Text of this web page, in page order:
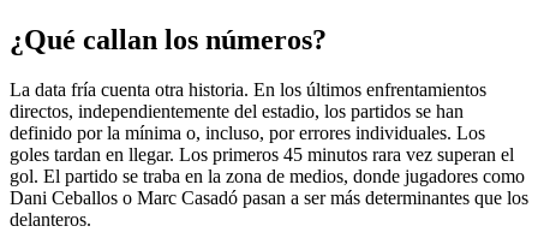
¿Qué callan los números?
La data fría cuenta otra historia. En los últimos enfrentamientos
directos, independientemente del estadio, los partidos se han
definido por la mínima o, incluso, por errores individuales. Los
goles tardan en llegar. Los primeros 45 minutos rara vez superan el
gol. El partido se traba en la zona de medios, donde jugadores como
Dani Ceballos o Marc Casadó pasan a ser más determinantes que los
delanteros.